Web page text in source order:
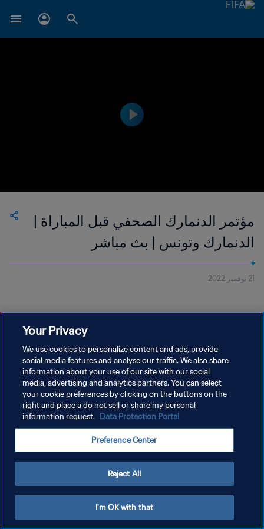
مؤتمر الدنمارك الصحفي قبل المباراة |
الدنمارك وتونس | بث مباشر
21 نوفمبر 2022
سياسة الخصوصية
شروط الخدمة
إدارة تفضيلات ملفات تعريف الارتباط
Your Privacy
We use cookies to personalize content and ads, provide
social media features and analyse our traffic. We also share
information about your use of our site with our social
media, advertising and analytics partners. You can select
your cookie preferences by clicking on the buttons on the
right and place a do not sell or share my personal
information request. Data Protection Portal
Preference Center
Reject All
I'm OK with that